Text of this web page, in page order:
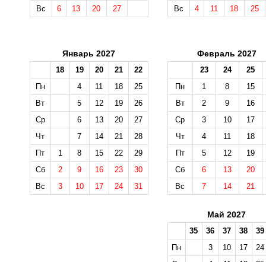
Вс
6 13 20 27
Вс
4 11 18 25
Январь 2027
18 19 20 21
22
Пн
4 11 18
25
Вт
5 12 19
26
Ср
6 13 20
27
Чт
7 14 21
28
Пт
1 8 15 22
29
Сб
2 9 16 23
30
Вс
3 10 17 24 31
Февраль 2027
23 24
25
Пн
1 8
15
Вт
2 9
16
Ср
3 10
17
Чт
4 11
18
Пт
5 12
19
Сб
6 13
20
Вс
7 14 21
Май 2027
35 36 37 38
39
Пн
3 10 17
24